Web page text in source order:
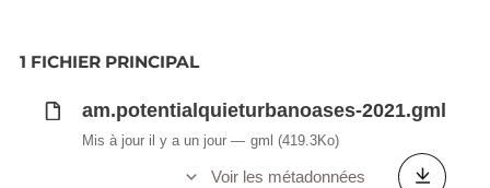
cohesive and intact open spaces of supraregional
corresponding development for leisure and
recreation. These spacious areas allow for example
extensive walks without crossing noisy areas.
1 FICHIER PRINCIPAL
am.potentialquieturbanoases-2021.gml
Mis à jour il y a un jour gml (419.3Ko)
Voir les métadonnées